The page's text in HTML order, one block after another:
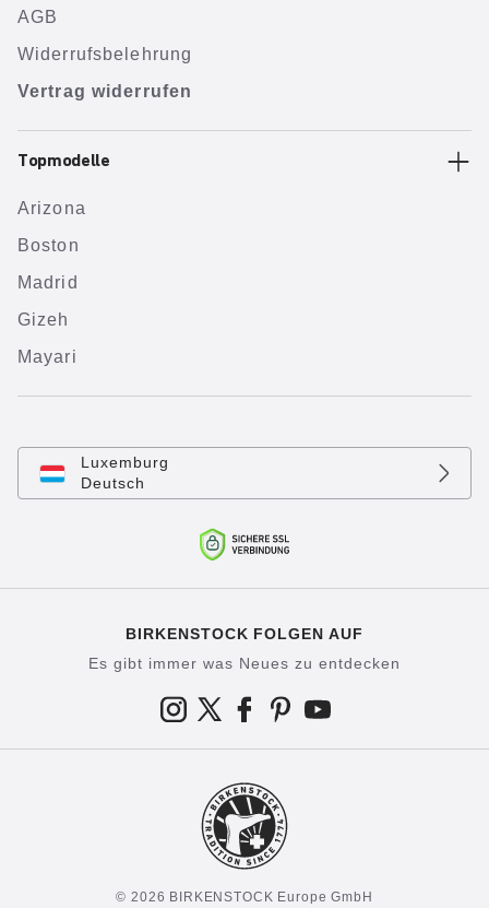
AGB
Widerrufsbelehrung
Vertrag widerrufen
Topmodelle
Arizona
Boston
Madrid
Gizeh
Mayari
Luxemburg
Deutsch
BIRKENSTOCK FOLGEN AUF
Es gibt immer was Neues zu entdecken
© 2026 BIRKENSTOCK Europe GmbH